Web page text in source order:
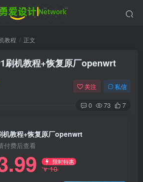
教程 正文
刷机教程+恢复原厂openwrt
关注 私信
0 73 7
教程+恢复原厂openwrt
付费后查看
限时特惠
￥10